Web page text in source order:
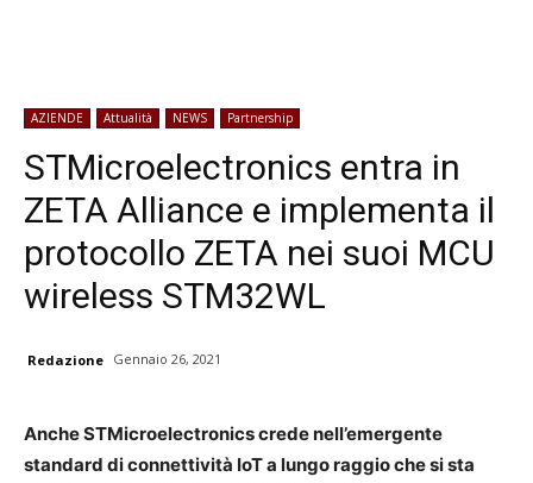
AZIENDE Attualità NEWS Partnership
STMicroelectronics entra in
ZETA Alliance e implementa il
protocollo ZETA nei suoi MCU
wireless STM32WL
Redazione Gennaio 26, 2021
Anche STMicroelectronics crede nell’emergente
standard di connettività IoT a lungo raggio che si sta